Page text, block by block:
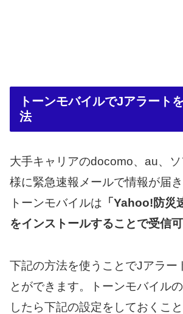
トーンモバイルでJアラート
法
大手キャリアのdocomo、au、
様に緊急速報メールで情報が届
トーンモバイルは 「Yahoo!防災
をインストールすることで受信可
下記の方法を使うことでJアラー
とができます。トーンモバイル
したら下記の設定をしておくこ